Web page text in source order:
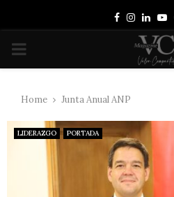
Facebook
PRIMARY
Home Junta Anual ANP
LIDERAZGO PORTADA